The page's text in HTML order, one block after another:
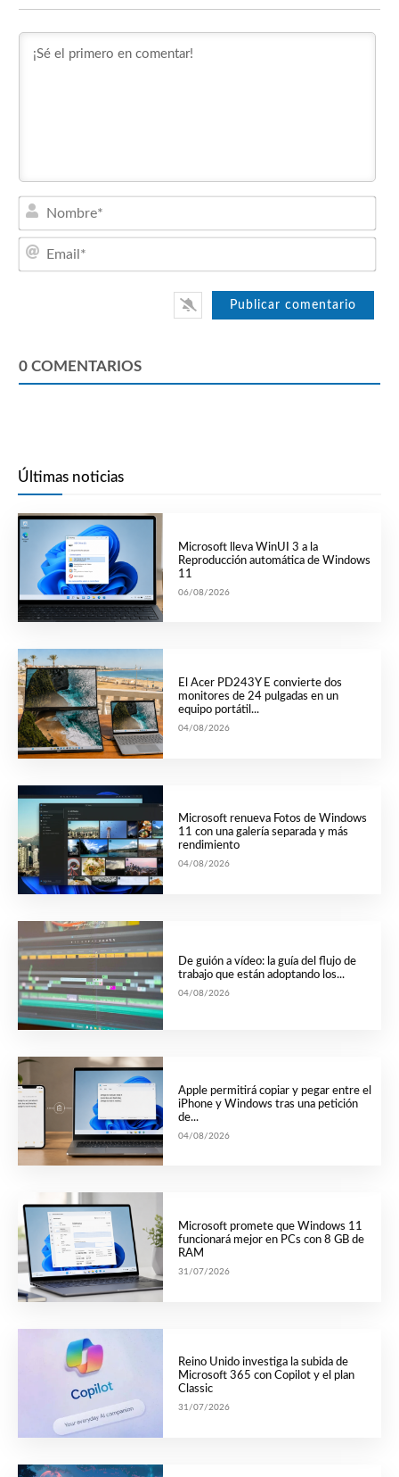
0 COMENTARIOS
Últimas noticias
Microsoft lleva WinUI 3 a la
Reproducción automática de Windows
11
06/08/2026
El Acer PD243Y E convierte dos
monitores de 24 pulgadas en un
equipo portátil...
04/08/2026
Microsoft renueva Fotos de Windows
11 con una galería separada y más
rendimiento
04/08/2026
De guión a vídeo: la guía del flujo de
trabajo que están adoptando los...
04/08/2026
Apple permitirá copiar y pegar entre el
iPhone y Windows tras una petición
de...
04/08/2026
Microsoft promete que Windows 11
funcionará mejor en PCs con 8 GB de
RAM
31/07/2026
Reino Unido investiga la subida de
Microsoft 365 con Copilot y el plan
Classic
31/07/2026